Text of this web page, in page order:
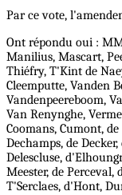
Par ce vote,
Ont répondu oui :
Manilius, Mascart,
Thiéfry, T'Kint de
Cleemputte, Vanden
Vandenpeereboom,
Van Renynghe,
Coomans, Cumont,
Dechamps, de
Delescluse,
Meester, de Perceval,
T'Serclaes, d'Hont,